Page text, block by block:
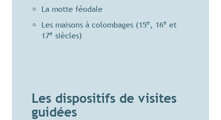
La motte féodale
Les maisons à colombages (15e , 16e et
17e siècles)
Les dispositifs de visites
guidées